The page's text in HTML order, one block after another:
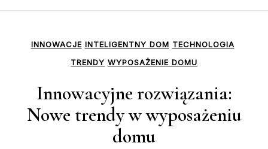
INNOWACJE INTELIGENTNY DOM TECHNOLOGIA
TRENDY WYPOSAŻENIE DOMU
Innowacyjne rozwiązania:
Nowe trendy w wyposażeniu
domu